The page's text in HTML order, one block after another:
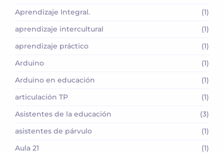
Aprendizaje Integral.
(1)
aprendizaje intercultural
(1)
aprendizaje práctico
(1)
Arduino
(1)
Arduino en educación
(1)
articulación TP
(1)
Asistentes de la educación
(3)
asistentes de párvulo
(1)
Aula 21
(1)